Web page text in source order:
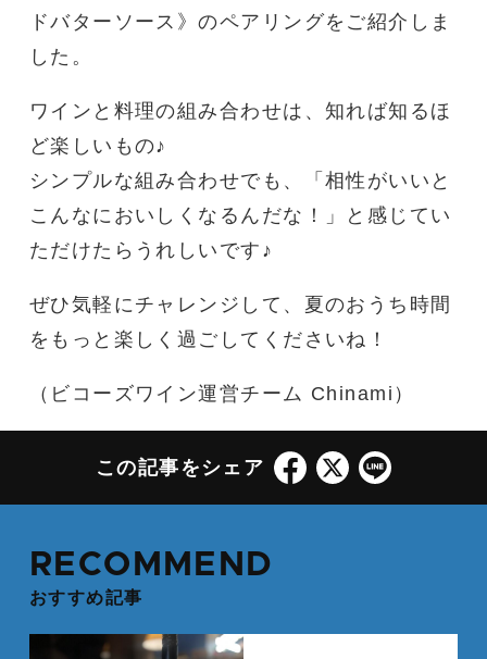
ドバターソース》のペアリングをご紹介しま
した。
ワインと料理の組み合わせは、知れば知るほ
ど楽しいもの♪
シンプルな組み合わせでも、「相性がいいと
こんなにおいしくなるんだな！」と感じてい
ただけたらうれしいです♪
ぜひ気軽にチャレンジして、夏のおうち時間
をもっと楽しく過ごしてくださいね！
（ビコーズワイン運営チーム Chinami）
この記事をシェア
RECOMMEND
おすすめ記事